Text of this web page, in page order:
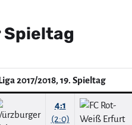
2017/2018, 19. Spieltag
4:1
(2:0)